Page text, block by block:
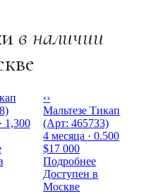
в наличии
1,300
‹›
Мальтезе Тикап
(Арт: 465733)
4 месяца · 0.500
$17 000
Подробнее
Доступен в
Москве